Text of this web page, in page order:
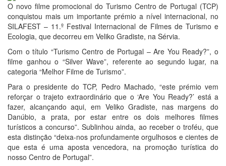
O novo filme promocional do Turismo Centro de Portugal (TCP)
conquistou mais um importante prémio a nível internacional, no
SILAFEST – 11.º Festival Internacional de Filmes de Turismo e
Ecologia, que decorreu em Veliko Gradiste, na Sérvia.
Com o título “Turismo Centro de Portugal – Are You Ready?”, o
filme ganhou o “Silver Wave”, referente ao segundo lugar, na
categoria “Melhor Filme de Turismo”.
Para o presidente do TCP, Pedro Machado, “este prémio vem
reforçar o trajeto extraordinário que o ‘Are You Ready?’ está a
fazer, alcançando aqui, em Veliko Gradiste, nas margens do
Danúbio, a prata, por estar entre os dois melhores filmes
turísticos a concurso”. Sublinhou ainda, ao receber o troféu, que
esta distinção “deixa-nos profundamente orgulhosos e cientes de
que esta é uma aposta vencedora, na promoção turística do
nosso Centro de Portugal”.